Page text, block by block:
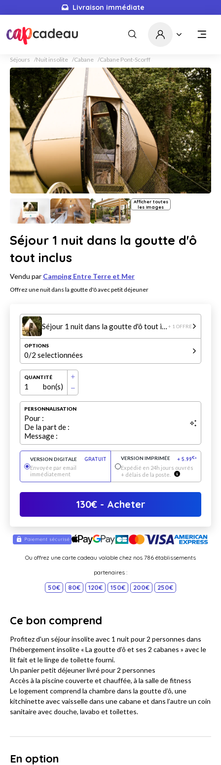
Livraison immédiate
Séjours Nuit insolite Cabane Cabane Pont-Scorff
Afficher toutes
les images
Séjour 1 nuit dans la goutte d'ô
tout inclus
Vendu par Camping Entre Terre et Mer
Offrez une nuit dans la goutte d'ô avec petit déjeuner
Séjour 1 nuit dans la goutte d'ô tout inclus + 1 OFFRE
OPTIONS
0/2 selectionnées
QUANTITÉ
1 bon(s)
PERSONNALISATION
Pour :
De la part de :
Message :
VERSION DIGITALE
GRATUIT
Envoyée par email
immédiatement
VERSION IMPRIMÉE + 5.99€*
Expédié en 24h jours ouvrés
+ délais de la poste.
130€- Acheter
Ou offrez une carte cadeau valable chez nos 786 établissements
partenaires :
50€ 80€ 120€ 150€ 200€ 250€
Ce bon comprend
Profitez d'un séjour insolite avec 1 nuit pour 2 personnes dans
l’hébergement insolite « La goutte d’ô et ses 2 cabanes » avec le
lit fait et le linge de toilette fourni.
Un panier petit déjeuner livré pour 2 personnes
Accès à la piscine couverte et chauffée, à la salle de fitness
Le logement comprend la chambre dans la goutte d’ô, une
kitchinette avec vaisselle dans une cabane et dans l’autre un coin
sanitaire avec douche, lavabo et toilettes.
En option